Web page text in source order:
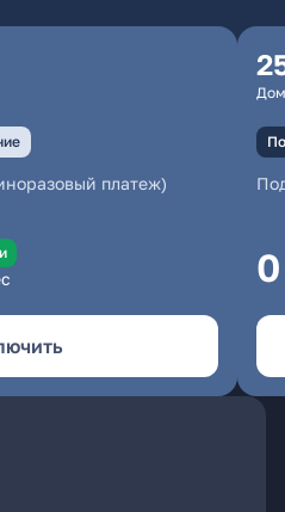
платеж)
0